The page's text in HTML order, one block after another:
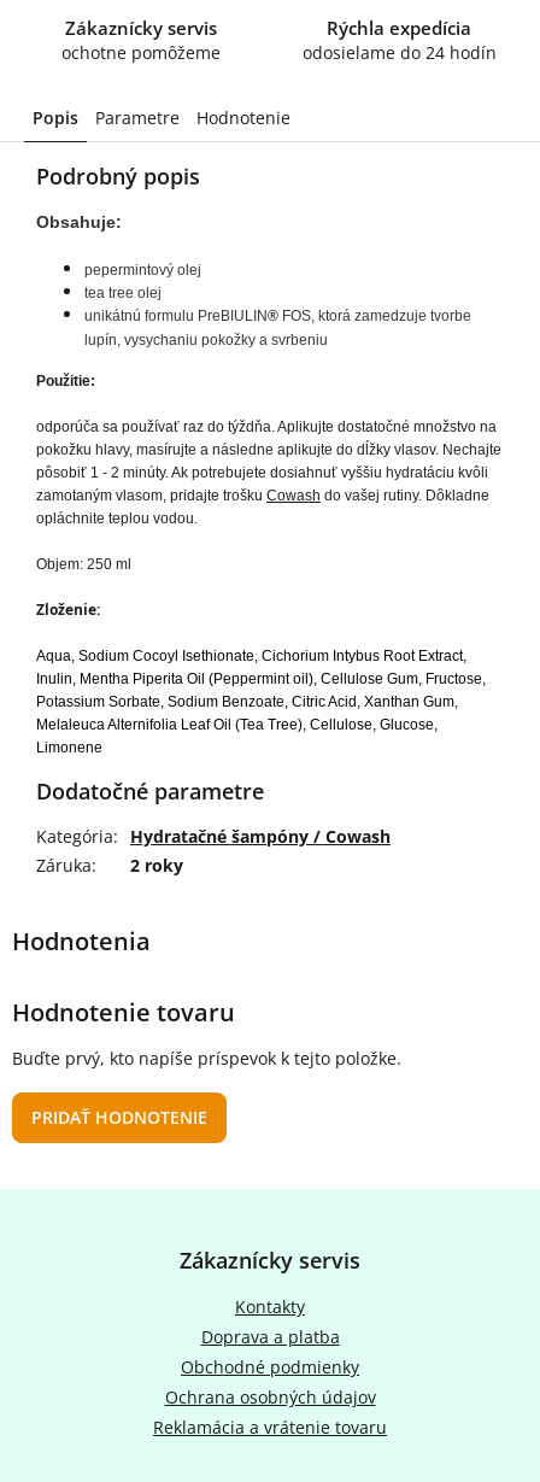
Zákaznícky servis
ochotne pomôžeme
Rýchla expedícia
odosielame do 24 hodín
Popis Parametre Hodnotenie
Podrobný popis
Obsahuje:
pepermintový olej
tea tree olej
unikátnú formulu PreBIULIN® FOS, ktorá zamedzuje tvorbe
lupín, vysychaniu pokožky a svrbeniu
Použitie:
odporúča sa používať raz do týždňa. Aplikujte dostatočné množstvo na
pokožku hlavy, masírujte a následne aplikujte do dĺžky vlasov. Nechajte
pôsobiť 1 - 2 minúty. Ak potrebujete dosiahnuť vyššiu hydratáciu kvôli
zamotaným vlasom, pridajte trošku Cowash do vašej rutiny. Dôkladne
opláchnite teplou vodou.
Objem: 250 ml
Zloženie:
Aqua, Sodium Cocoyl Isethionate, Cichorium Intybus Root Extract,
Inulin, Mentha Piperita Oil (Peppermint oil), Cellulose Gum, Fructose,
Potassium Sorbate, Sodium Benzoate, Citric Acid, Xanthan Gum,
Melaleuca Alternifolia Leaf Oil (Tea Tree), Cellulose, Glucose,
Limonene
Dodatočné parametre
Kategória:
Hydratačné šampóny / Cowash
Záruka: 2 roky
Hodnotenie tovaru
Buďte prvý, kto napíše príspevok k tejto položke.
PRIDAŤ HODNOTENIE
Zákaznícky servis
Kontakty
Doprava a platba
Obchodné podmienky
Ochrana osobných údajov
Reklamácia a vrátenie tovaru